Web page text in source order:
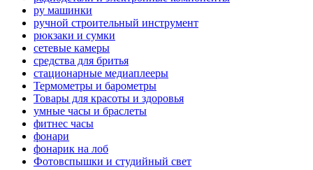
ру машинки
ручной строительный инструмент
рюкзаки и сумки
сетевые камеры
средства для бритья
стационарные медиаплееры
Термометры и барометры
Товары для красоты и здоровья
умные часы и браслеты
фитнес часы
фонари
фонарик на лоб
Фотовспышки и студийный свет